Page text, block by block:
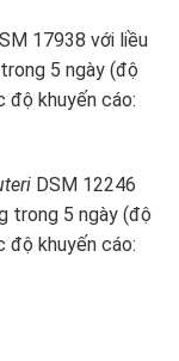
17938 với liều
5 ngày (độ
độ khuyến cáo:
DSM 12246
trong 5 ngày (độ
độ khuyến cáo: